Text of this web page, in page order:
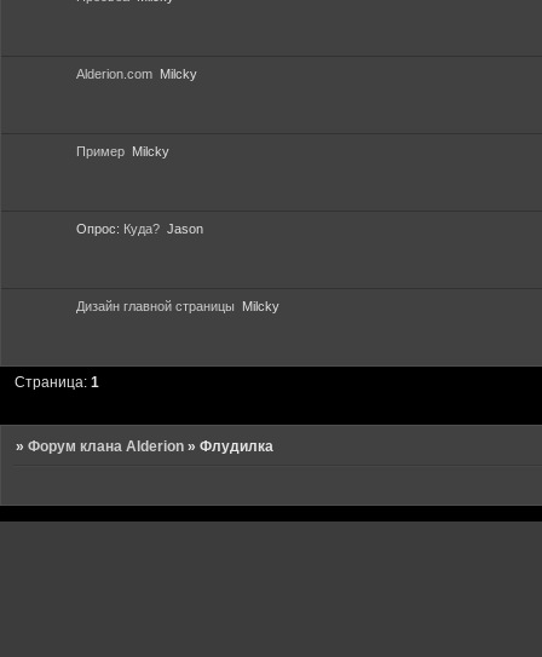
Alderion.com Milcky
Пример Milcky
Опрос: Куда? Jason
Дизайн главной страницы Milcky
Страница:1
»Форум клана Alderion »Флудилка